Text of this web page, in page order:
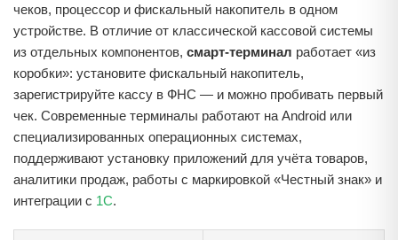
чеков, процессор и фискальный накопитель в одном
устройстве. В отличие от классической кассовой системы
из отдельных компонентов, смарт-терминал работает «из
коробки»: установите фискальный накопитель,
зарегистрируйте кассу в ФНС — и можно пробивать первый
чек. Современные терминалы работают на Android или
специализированных операционных системах,
поддерживают установку приложений для учёта товаров,
аналитики продаж, работы с маркировкой «Честный знак» и
интеграции с 1С.